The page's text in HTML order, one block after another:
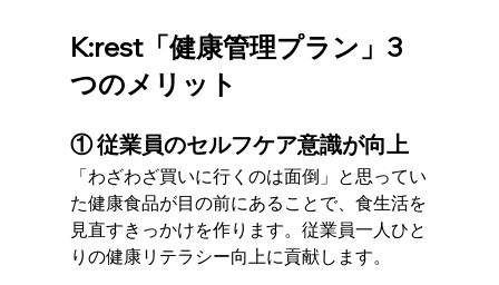
K:rest「健康管理プラン」3
つのメリット
① 従業員のセルフケア意識が向上
「わざわざ買いに行くのは面倒」と思ってい
た健康食品が目の前にあることで、食生活を
見直すきっかけを作ります。従業員一人ひと
りの健康リテラシー向上に貢献します。